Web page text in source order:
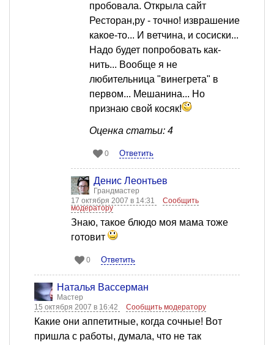
пробовала. Открыла сайт
Ресторан,ру - точно! изврашение
какое-то... И ветчина, и сосиски...
Надо будет попробовать как-
нить... Вообще я не
любительница "винегрета" в
первом... Мешанина... Но
признаю свой косяк!
Оценка статьи: 4
0 Ответить
Денис Леонтьев
Грандмастер
17 октября 2007 в 14:31
Сообщить
модератору
Знаю, такое блюдо моя мама тоже
готовит
0 Ответить
Наталья Вассерман
Мастер
15 октября 2007 в 16:42
Сообщить модератору
Какие они аппетитные, когда сочные! Вот
пришла с работы, думала, что не так